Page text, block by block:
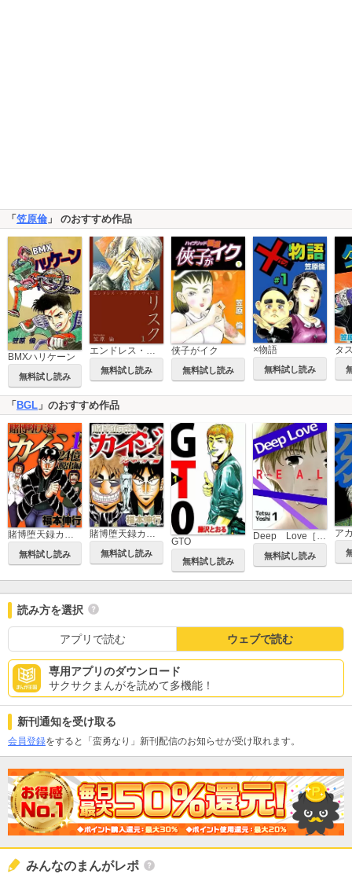
「 笠原倫 」 のおすすめ作品
BMXハリケーン
無料試し読み
無料試し読み
侠子がイク
無料試し読み
×物語
無料試し読み
タ
「BGL 」のおすすめ作品
無料試し読み
賭博堕天録カイジ ワン・ポーカー編
無料試し読み
GTO
無料試し読み
Deep Love［REAL]
無料試し読み
ア
読み方を選択
アプリで読む ウェブで読む
専用アプリのダウンロード
サクサクまんがを読めて多機能！
新刊通知を受け取る
会員登録をすると「蛮勇なり」新刊配信のお知らせが受け取れます。
みんなのまんがレポ